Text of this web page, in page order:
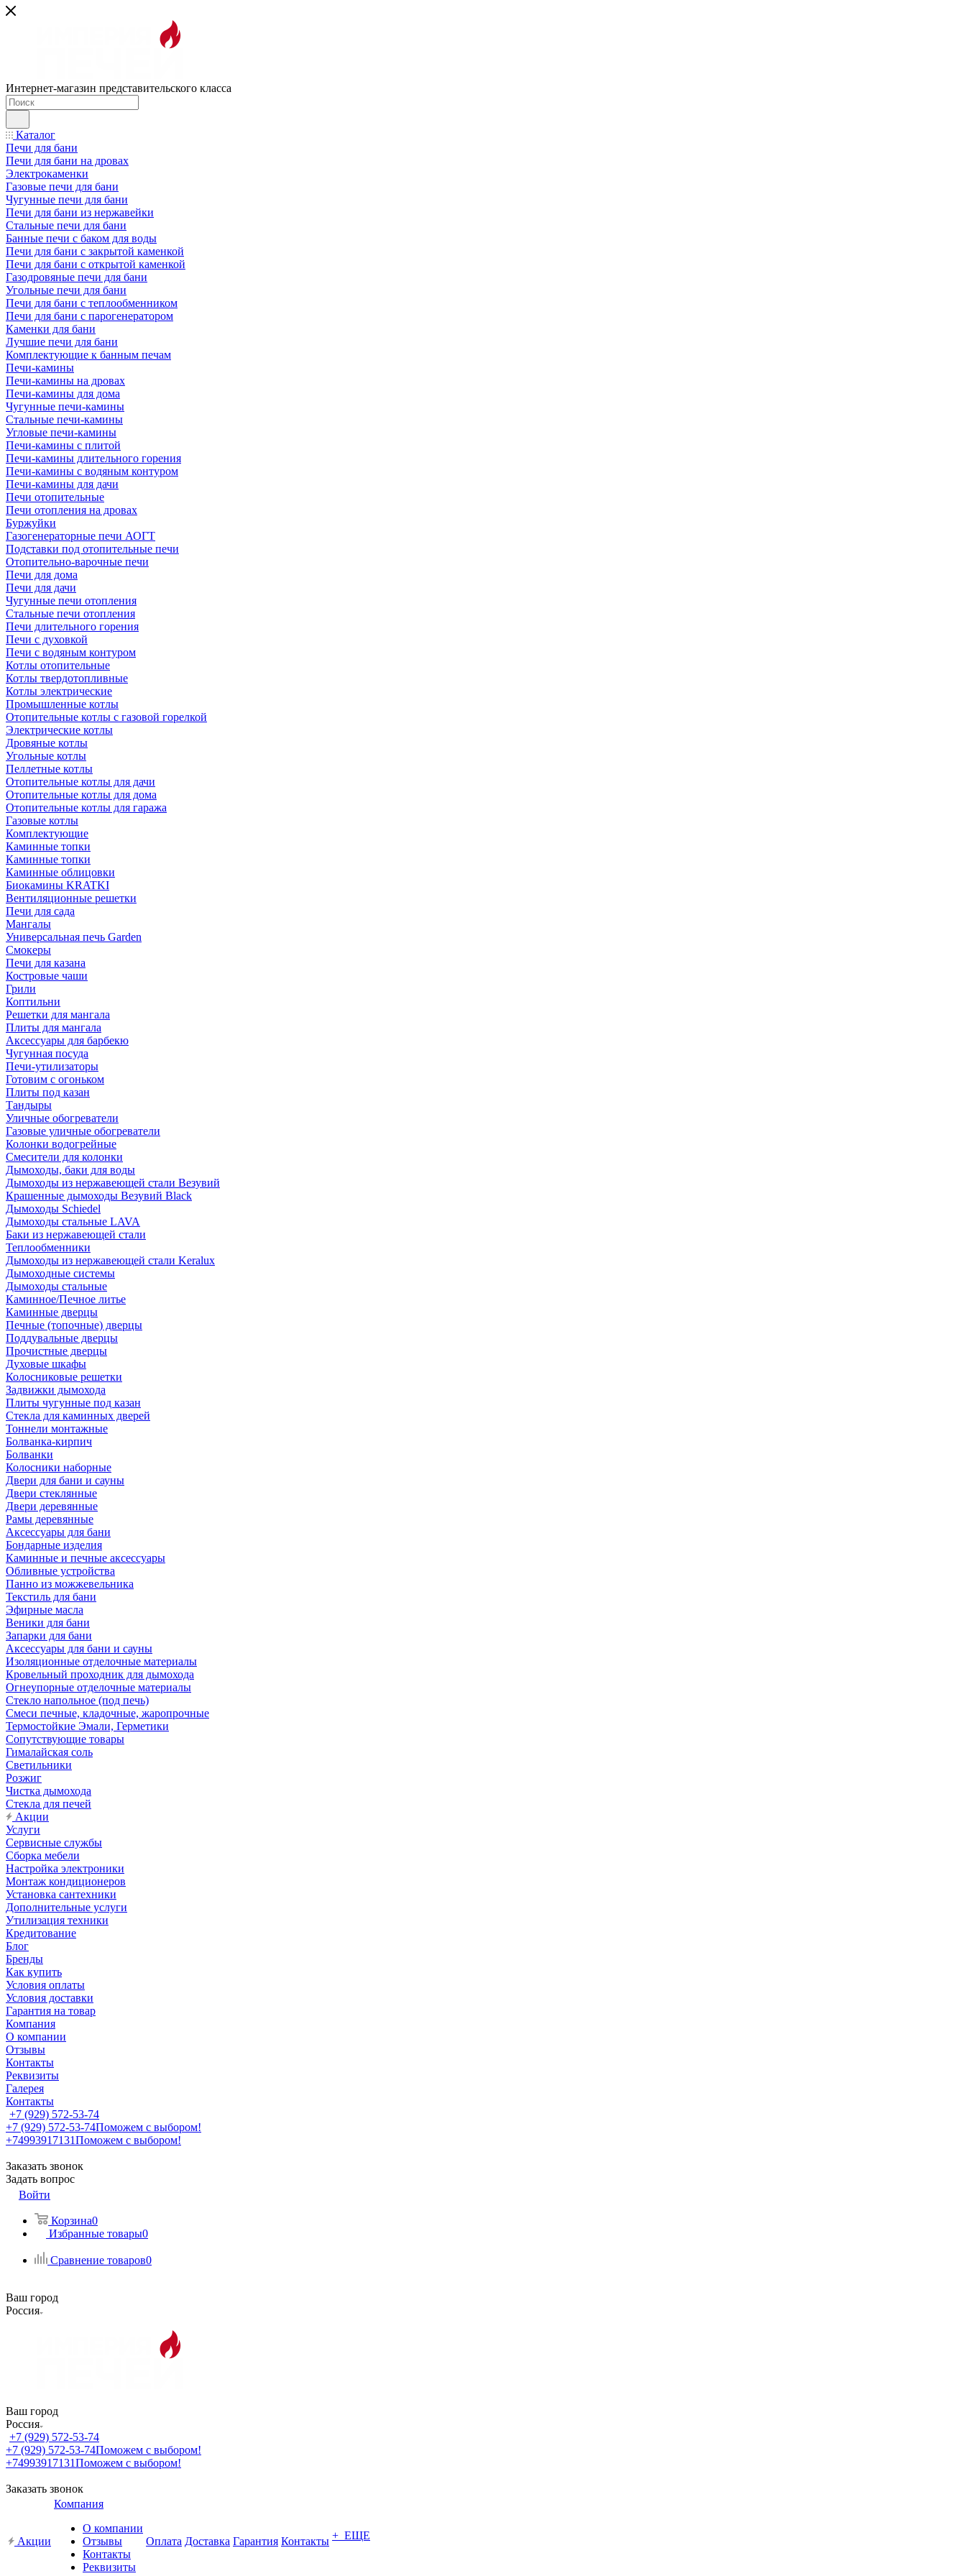
Интернет-магазин представительского класса
Каталог
Печи для бани
Печи для бани на дровах
Электрокаменки
Газовые печи для бани
Чугунные печи для бани
Печи для бани из нержавейки
Стальные печи для бани
Банные печи с баком для воды
Печи для бани с закрытой каменкой
Печи для бани с открытой каменкой
Газодровяные печи для бани
Угольные печи для бани
Печи для бани с теплообменником
Печи для бани с парогенератором
Каменки для бани
Лучшие печи для бани
Комплектующие к банным печам
Печи-камины
Печи-камины на дровах
Печи-камины для дома
Чугунные печи-камины
Стальные печи-камины
Угловые печи-камины
Печи-камины с плитой
Печи-камины длительного горения
Печи-камины с водяным контуром
Печи-камины для дачи
Печи отопительные
Печи отопления на дровах
Буржуйки
Газогенераторные печи АОГТ
Подставки под отопительные печи
Отопительно-варочные печи
Печи для дома
Печи для дачи
Чугунные печи отопления
Стальные печи отопления
Печи длительного горения
Печи с духовкой
Печи с водяным контуром
Котлы отопительные
Котлы твердотопливные
Котлы электрические
Промышленные котлы
Отопительные котлы с газовой горелкой
Электрические котлы
Дровяные котлы
Угольные котлы
Пеллетные котлы
Отопительные котлы для дачи
Отопительные котлы для дома
Отопительные котлы для гаража
Газовые котлы
Комплектующие
Каминные топки
Каминные топки
Каминные облицовки
Биокамины KRATKI
Вентиляционные решетки
Печи для сада
Мангалы
Универсальная печь Garden
Смокеры
Печи для казана
Костровые чаши
Грили
Коптильни
Решетки для мангала
Плиты для мангала
Аксессуары для барбекю
Чугунная посуда
Печи-утилизаторы
Готовим с огоньком
Плиты под казан
Тандыры
Уличные обогреватели
Газовые уличные обогреватели
Колонки водогрейные
Смесители для колонки
Дымоходы, баки для воды
Дымоходы из нержавеющей стали Везувий
Крашенные дымоходы Везувий Black
Дымоходы Schiedel
Дымоходы стальные LAVA
Баки из нержавеющей стали
Теплообменники
Дымоходы из нержавеющей стали Keralux
Дымоходные системы
Дымоходы стальные
Каминное/Печное литье
Каминные дверцы
Печные (топочные) дверцы
Поддувальные дверцы
Прочистные дверцы
Духовые шкафы
Колосниковые решетки
Задвижки дымохода
Плиты чугунные под казан
Стекла для каминных дверей
Тоннели монтажные
Болванка-кирпич
Болванки
Колосники наборные
Двери для бани и сауны
Двери стеклянные
Двери деревянные
Рамы деревянные
Аксессуары для бани
Бондарные изделия
Каминные и печные аксессуары
Обливные устройства
Панно из можжевельника
Текстиль для бани
Эфирные масла
Веники для бани
Запарки для бани
Аксессуары для бани и сауны
Изоляционные отделочные материалы
Кровельный проходник для дымохода
Огнеупорные отделочные материалы
Стекло напольное (под печь)
Смеси печные, кладочные, жаропрочные
Термостойкие Эмали, Герметики
Сопутствующие товары
Гималайская соль
Светильники
Розжиг
Чистка дымохода
Стекла для печей
Акции
Услуги
Сервисные службы
Сборка мебели
Настройка электроники
Монтаж кондиционеров
Установка сантехники
Дополнительные услуги
Утилизация техники
Кредитование
Блог
Бренды
Как купить
Условия оплаты
Условия доставки
Гарантия на товар
Компания
О компании
Отзывы
Контакты
Реквизиты
Галерея
Контакты
+7 (929) 572-53-74
+7 (929) 572-53-74Поможем с выбором!
+74993917131Поможем с выбором!
Заказать звонок
Задать вопрос
Войти
Корзина0
Избранные товары0
Сравнение товаров0
Ваш город
Россия
Ваш город
Россия
+7 (929) 572-53-74
+7 (929) 572-53-74Поможем с выбором!
+74993917131Поможем с выбором!
Заказать звонок
Акции
Компания
О компании
Отзывы
Контакты
Реквизиты
Оплата Доставка Гарантия Контакты + ЕЩЕ